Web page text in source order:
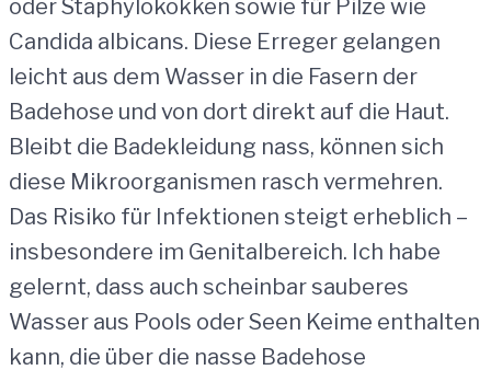
oder Staphylokokken sowie für Pilze wie
Candida albicans. Diese Erreger gelangen
leicht aus dem Wasser in die Fasern der
Badehose und von dort direkt auf die Haut.
Bleibt die Badekleidung nass, können sich
diese Mikroorganismen rasch vermehren.
Das Risiko für Infektionen steigt erheblich –
insbesondere im Genitalbereich. Ich habe
gelernt, dass auch scheinbar sauberes
Wasser aus Pools oder Seen Keime enthalten
kann, die über die nasse Badehose